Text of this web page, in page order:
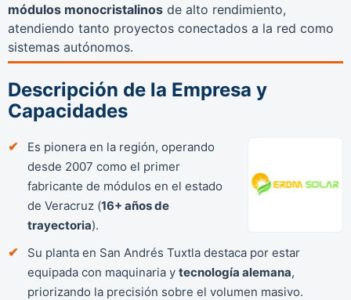
módulos monocristalinos de alto rendimiento,
atendiendo tanto proyectos conectados a la red como
sistemas autónomos.
Descripción de la Empresa y
Capacidades
Es pionera en la región, operando
desde 2007 como el primer
fabricante de módulos en el estado
de Veracruz (16+ años de
trayectoria).
Su planta en San Andrés Tuxtla destaca por estar
equipada con maquinaria y tecnología alemana,
priorizando la precisión sobre el volumen masivo.